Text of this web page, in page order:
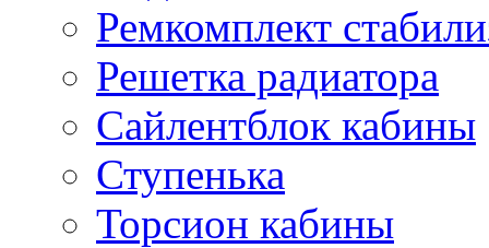
Ремкомплект
Решетка радиатора
Сайлентблок кабины
Ступенька
Торсион кабины